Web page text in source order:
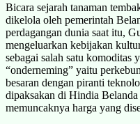
Bicara sejarah tanaman
dikelola oleh pemerintah
perdagangan dunia saat itu,
mengeluarkan kebijakan
sebagai salah satu komoditas
“onderneming” yaitu
besaran dengan piranti
dipaksakan di Hindia Belanda
memuncaknya harga yang